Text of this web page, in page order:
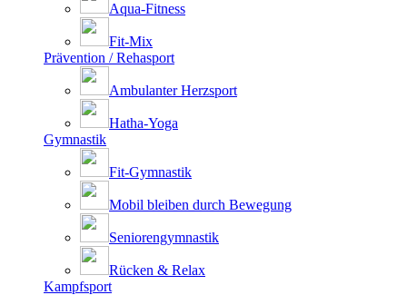
Aqua-Fitness
Fit-Mix
Prävention / Rehasport
Ambulanter Herzsport
Hatha-Yoga
Gymnastik
Fit-Gymnastik
Mobil bleiben durch Bewegung
Seniorengymnastik
Rücken & Relax
Kampfsport